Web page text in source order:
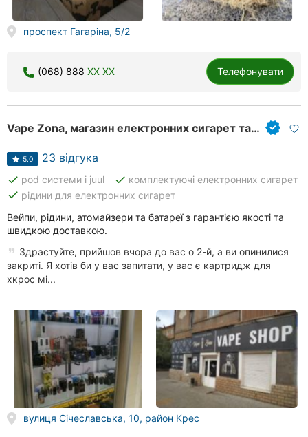
Миколаїв
Херсон
Чернігів
Черкаси
Чернівці
Суми
Івано-
Франківськ
Ужгород
проспект Гагаріна, 5/2
(068) 888 XX XX Телефонувати
Vape Zona, магазин електронних сигарет та аксесуарів до них
5.0 23 відгука
done pod системи і juul done комплектуючі електронних сигарет
done рідини для електронних сигарет
Вейпи, рідини, атомайзери та батареї з гарантією якості та
швидкою доставкою.
Здрастуйте, прийшов вчора до вас о 2-й, а ви опинилися
закриті. Я хотів би у вас запитати, у вас є картридж для
хкрос мі...
вулиця Січеславська, 10, район Крес